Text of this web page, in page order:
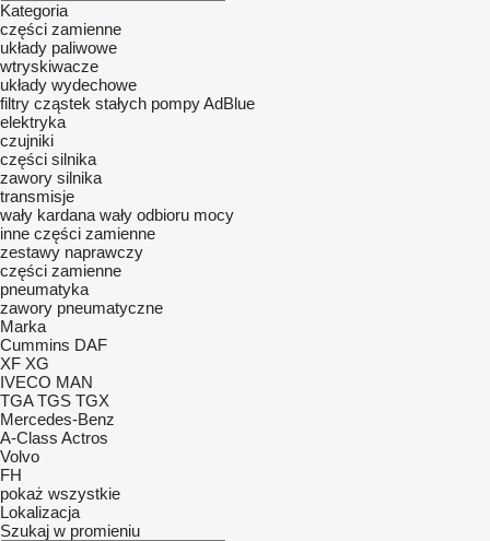
Kategoria
części zamienne
układy paliwowe
wtryskiwacze
układy wydechowe
filtry cząstek stałych pompy AdBlue
elektryka
czujniki
części silnika
zawory silnika
transmisje
wały kardana wały odbioru mocy
inne części zamienne
zestawy naprawczy
części zamienne
pneumatyka
zawory pneumatyczne
Marka
Cummins DAF
XF XG
IVECO MAN
TGA TGS TGX
Mercedes-Benz
A-Class Actros
Volvo
FH
pokaż wszystkie
Lokalizacja
Szukaj w promieniu